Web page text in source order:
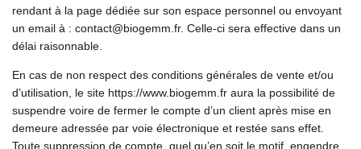
rendant à la page dédiée sur son espace personnel ou envoyant
un email à : contact@biogemm.fr. Celle-ci sera effective dans un
délai raisonnable.
En cas de non respect des conditions générales de vente et/ou
d’utilisation, le site https://www.biogemm.fr aura la possibilité de
suspendre voire de fermer le compte d’un client après mise en
demeure adressée par voie électronique et restée sans effet.
Toute suppression de compte, quel qu’en soit le motif, engendre